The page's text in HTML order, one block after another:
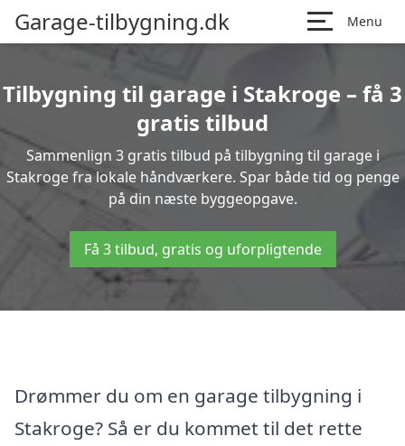
Garage-tilbygning.dk Menu
Tilbygning til garage i Stakroge – få 3
gratis tilbud
Sammenlign 3 gratis tilbud på tilbygning til garage i
Stakroge fra lokale håndværkere. Spar både tid og penge
på din næste byggeopgave.
Få 3 tilbud, gratis og uforpligtende
Drømmer du om en garage tilbygning i
Stakroge? Så er du kommet til det rette